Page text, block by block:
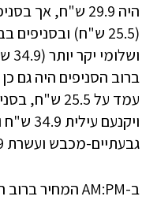
היה 29.9 ש"ח, אך
(25.5 ש"ח)
עמד על 25.5
ויקנעם
גבעתיים-מכבש ועשרת 36.9 ש"ח.